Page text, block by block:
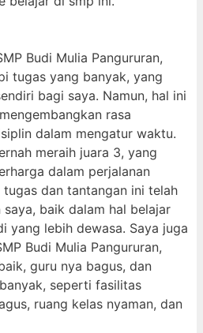
Budi Mulia Pangururan,
tugas yang banyak, yang
bagi saya. Namun, hal ini
rasa
dalam mengatur waktu.
meraih juara 3, yang
dalam perjalanan
tugas dan tantangan ini telah
saya, baik dalam hal belajar
yang lebih dewasa. Saya juga
Budi Mulia Pangururan,
guru nya bagus, dan
seperti fasilitas
ruang kelas nyaman, dan